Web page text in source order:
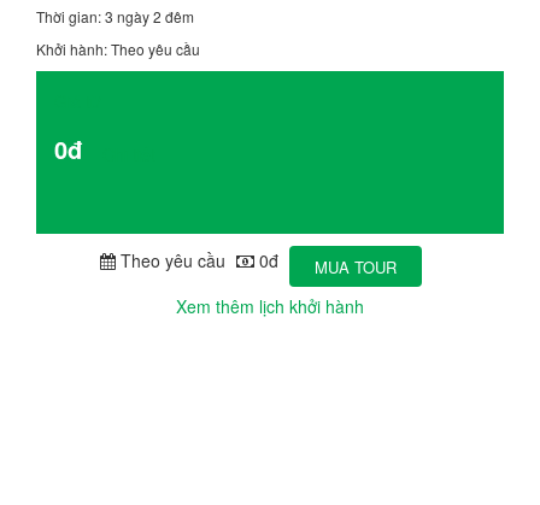
Thời gian: 3 ngày 2 đêm
Khởi hành: Theo yêu cầu
0đ
Theo yêu cầu 0đ MUA TOUR
Xem thêm lịch khởi hành